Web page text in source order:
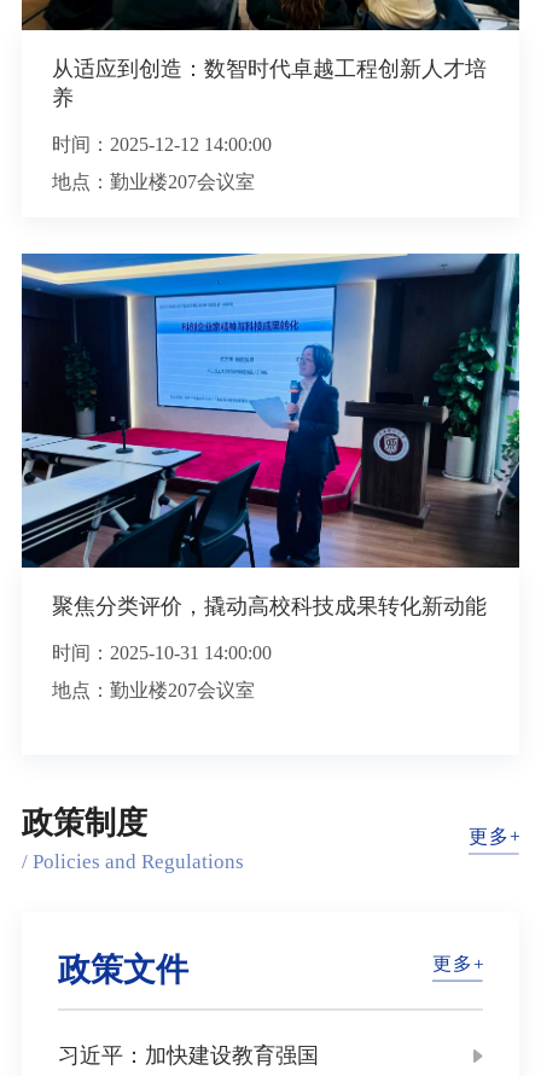
从适应到创造：数智时代卓越工程创新人才培
养
时间： 2025-12-12 14:00:00
地点：勤业楼207会议室
聚焦分类评价，撬动高校科技成果转化新动能
时间： 2025-10-31 14:00:00
地点：勤业楼207会议室
政策制度
/ Policies and Regulations
政策文件
习近平：加快建设教育强国